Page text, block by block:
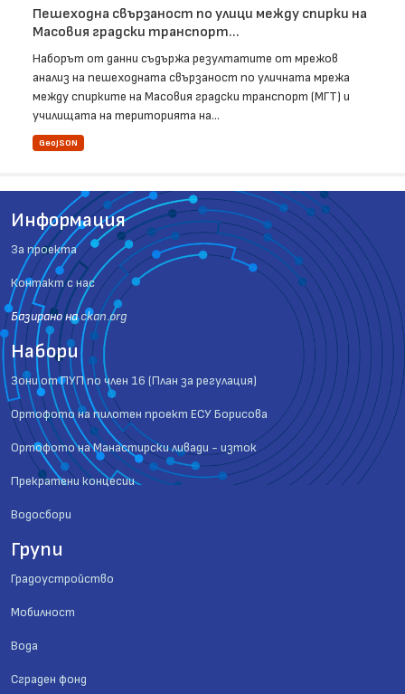
Пешеходна свързаност по улици между спирки на
Масовия градски транспорт...
Наборът от данни съдържа резултатите от мрежов
анализ на пешеходната свързаност по уличната мрежа
между спирките на Масовия градски транспорт (МГТ) и
училищата на територията на...
GeoJSON
Информация
За проекта
Контакт с нас
Базиранo наckan.org
Набори
Зони от ПУП по член 16 (План за регулация)
Ортофото на пилотен проект ЕСУ Борисова
Ортофото на Манастирски ливади - изток
Прекратени концесии
Водосбори
Групи
Градоустройство
Мобилност
Вода
Сграден фонд